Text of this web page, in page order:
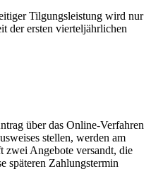
Tilgungsleistung wird nur
der ersten vierteljährlichen
über das Online-Verfahren
stellen, werden am
zwei Angebote versandt, die
späteren Zahlungstermin